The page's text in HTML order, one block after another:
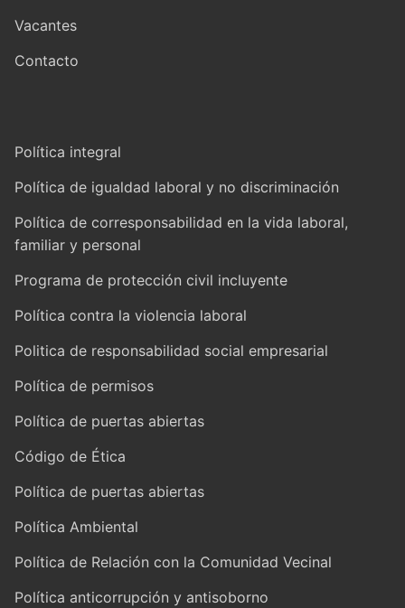
Vacantes
Contacto
Política integral
Política de igualdad laboral y no discriminación
Política de corresponsabilidad en la vida laboral,
familiar y personal
Programa de protección civil incluyente
Política contra la violencia laboral
Politica de responsabilidad social empresarial
Política de permisos
Política de puertas abiertas
Código de Ética
Política de puertas abiertas
Política Ambiental
Política de Relación con la Comunidad Vecinal
Política anticorrupción y antisoborno